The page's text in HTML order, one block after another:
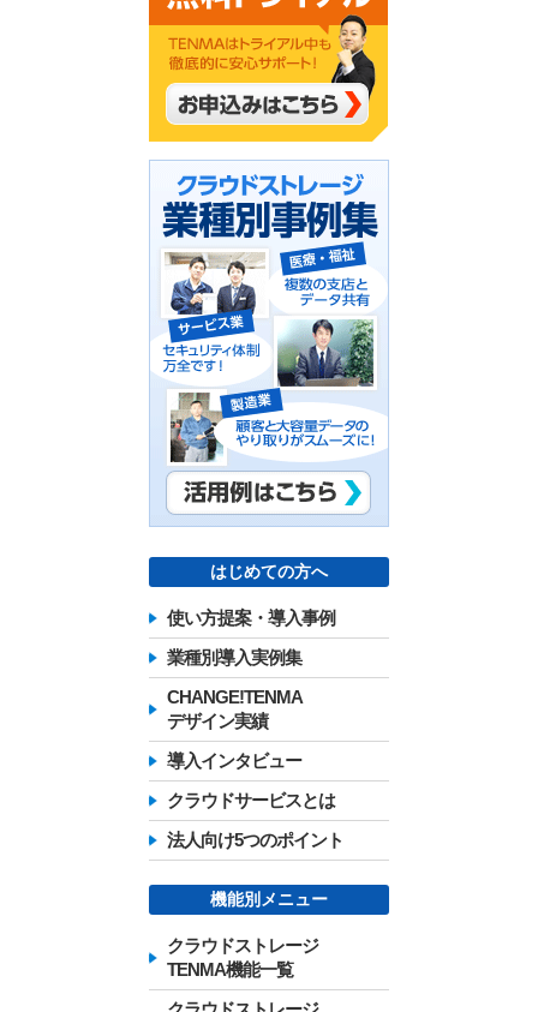
はじめての方へ
使い方提案・導入事例
業種別導入実例集
CHANGE!TENMA
デザイン実績
導入インタビュー
クラウドサービスとは
法人向け5つのポイント
機能別メニュー
クラウドストレージ
TENMA機能一覧